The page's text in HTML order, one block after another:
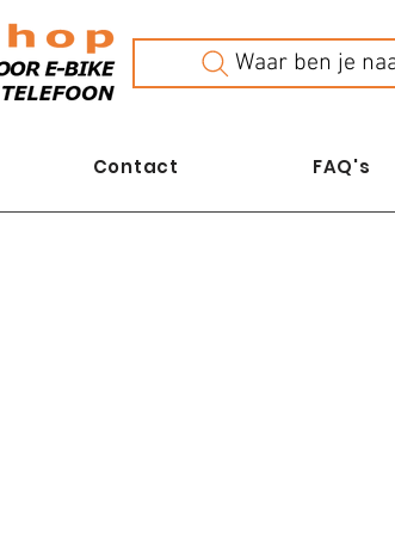
Waar ben je
Contact FAQ's